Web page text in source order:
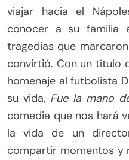
viajar hacia el
conocer a su familia
tragedias que
convirtió. Con un título
homenaje al futbolista
su vida, Fue la mano
comedia que nos hará
la vida de un
compartir momentos y